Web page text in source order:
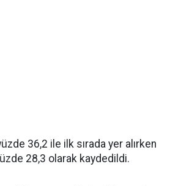
36,2 ile ilk sırada yer alırken
28,3 olarak kaydedildi.